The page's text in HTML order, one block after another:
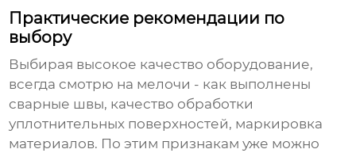
Практические рекомендации по
выбору
Выбирая высокое качество оборудование,
всегда смотрю на мелочи - как выполнены
сварные швы, качество обработки
уплотнительных поверхностей, маркировка
материалов. По этим признакам уже можно